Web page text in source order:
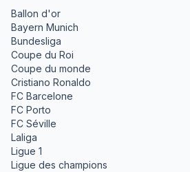
Ballon d'or
Bayern Munich
Bundesliga
Coupe du Roi
Coupe du monde
Cristiano Ronaldo
FC Barcelone
FC Porto
FC Séville
Laliga
Ligue 1
Ligue des champions